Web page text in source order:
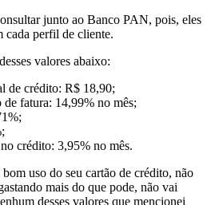
junto ao Banco PAN, pois, eles
cada perfil de cliente.
valores abaixo:
de crédito: R$ 18,90;
de fatura: 14,99% no mês;
crédito: 3,95% no mês.
uso do seu cartão de crédito, não
mais do que pode, não vai
desses valores que mencionei